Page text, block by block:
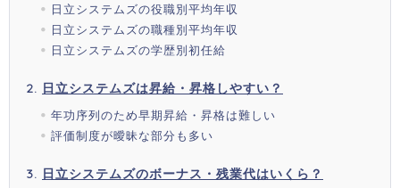
日立システムズの役職別平均年収
日立システムズの職種別平均年収
日立システムズの学歴別初任給
日立システムズは昇給・昇格しやすい？
年功序列のため早期昇給・昇格は難しい
評価制度が曖昧な部分も多い
日立システムズのボーナス・残業代はいくら？